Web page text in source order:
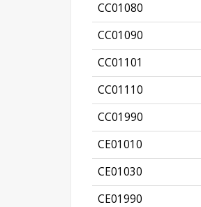
CC01080
CC01090
CC01101
CC01110
CC01990
CE01010
CE01030
CE01990